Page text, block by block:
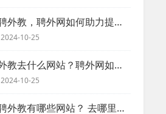
招聘外教，聘外网如何助力提升招聘效率？
2024-10-25
招外教去什么网站？聘外网如何助力企业外教招聘
2024-10-25
招聘外教有哪些网站？ 去哪里招聘外教？